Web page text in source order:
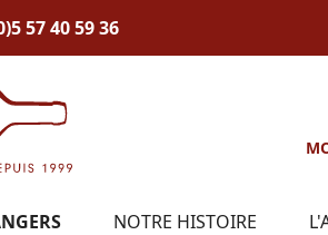
57 40 59 36
NOTRE HISTOIRE